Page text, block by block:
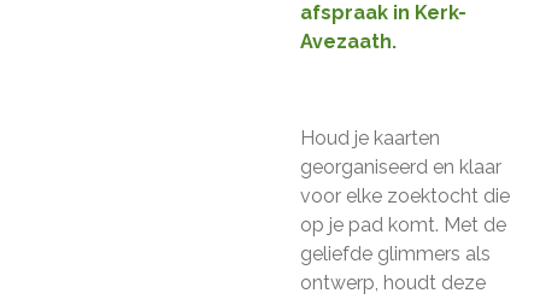
afspraak in Kerk-
Avezaath.
Houd je kaarten
georganiseerd en klaar
voor elke zoektocht die
op je pad komt. Met de
geliefde glimmers als
ontwerp, houdt deze